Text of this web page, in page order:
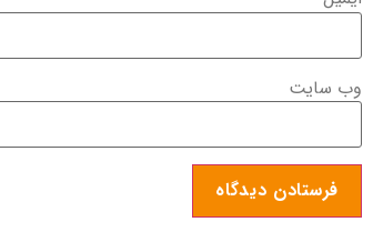
وب‌ سایت